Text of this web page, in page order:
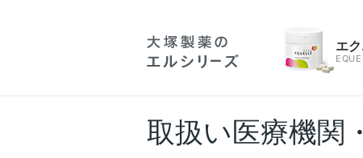
エ
取扱い医療機関